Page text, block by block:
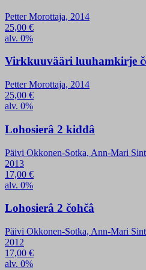
Petter Morottaja, 2014
25,00 €
alv. 0%
Virkkuuvääri luuhamkirje
Petter Morottaja, 2014
25,00 €
alv. 0%
Lohosierâ 2 kiđđâ
Päivi Okkonen-Sotka, Ann-Mari
2013
17,00 €
alv. 0%
Lohosierâ 2 čohčâ
Päivi Okkonen-Sotka, Ann-Mari
2012
17,00 €
alv. 0%